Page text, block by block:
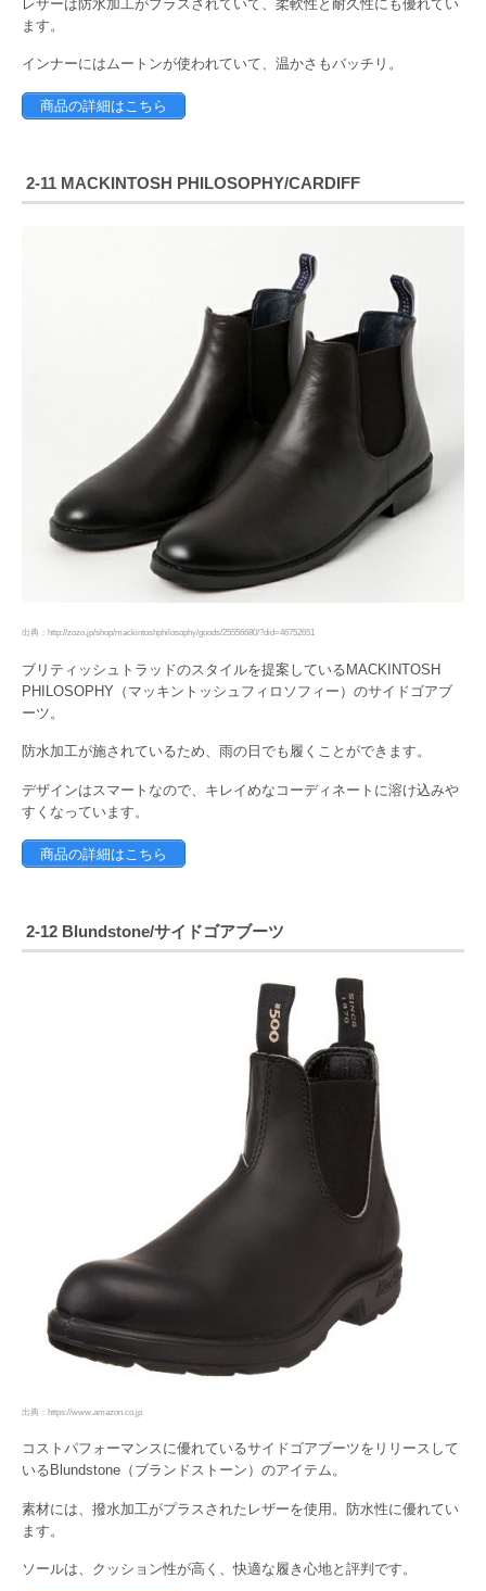
レザーは防水加工がプラスされていて、柔軟性と耐久性にも優れてい
ます。
インナーにはムートンが使われていて、温かさもバッチリ。
商品の詳細はこちら
2-11 MACKINTOSH PHILOSOPHY/CARDIFF
出典：http://zozo.jp/shop/mackintoshphilosophy/goods/25556680/?did=46752651
ブリティッシュトラッドのスタイルを提案しているMACKINTOSH
PHILOSOPHY（マッキントッシュフィロソフィー）のサイドゴアブ
ーツ。
防水加工が施されているため、雨の日でも履くことができます。
デザインはスマートなので、キレイめなコーディネートに溶け込みや
すくなっています。
商品の詳細はこちら
2-12 Blundstone/サイドゴアブーツ
出典：https://www.amazon.co.jp
コストパフォーマンスに優れているサイドゴアブーツをリリースして
いるBlundstone（ブランドストーン）のアイテム。
素材には、撥水加工がプラスされたレザーを使用。防水性に優れてい
ます。
ソールは、クッション性が高く、快適な履き心地と評判です。